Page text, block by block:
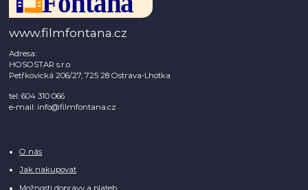
www.filmfontana.cz
Adresa:
HOSOSTAR s.r.o
Petřkovická 206/27, 725 28 Ostrava-Lhotka
tel: 604 310 066
e-mail: info@filmfontana.cz
O nás
Jak nakupovat
Možnosti dopravy a plateb